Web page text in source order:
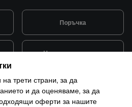
Поръчка
Начини на плащане
Монтаж и поддръжка
трети страни, за да
и да оценяваме, за да
оферти за нашите